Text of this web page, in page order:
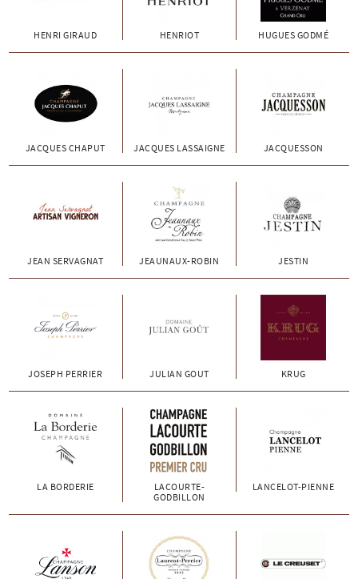
HENRI GIRAUD HENRIOT HUGUES GODMÉ
JACQUES CHAPUT JACQUES LASSAIGNE JACQUESSON
JEAN SERVAGNAT JEAUNAUX-ROBIN JESTIN
JOSEPH PERRIER JULIAN GOUT KRUG
LA BORDERIE
LACOURTE-
GODBILLON
LANCELOT-PIENNE